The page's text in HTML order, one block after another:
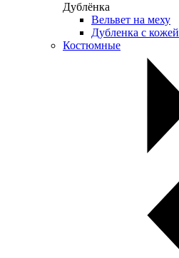
Дублёнка
Вельвет на меху
Дубленка с кожей
Костюмные